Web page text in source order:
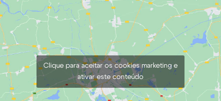
€5,00 + 23% VAT
Clique para aceitar os cookies marketing e
ativar este conteúdo